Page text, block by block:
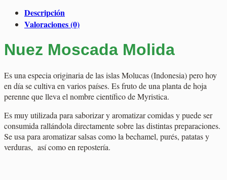
Descripción
Valoraciones (0)
Nuez Moscada Molida
Es una especia originaria de las islas Molucas (Indonesia) pero hoy
en día se cultiva en varios países. Es fruto de una planta de hoja
perenne que lleva el nombre científico de Myristica.
Es muy utilizada para saborizar y aromatizar comidas y puede ser
consumida rallándola directamente sobre las distintas preparaciones.
Se usa para aromatizar salsas como la bechamel, purés, patatas y
verduras, así como en repostería.